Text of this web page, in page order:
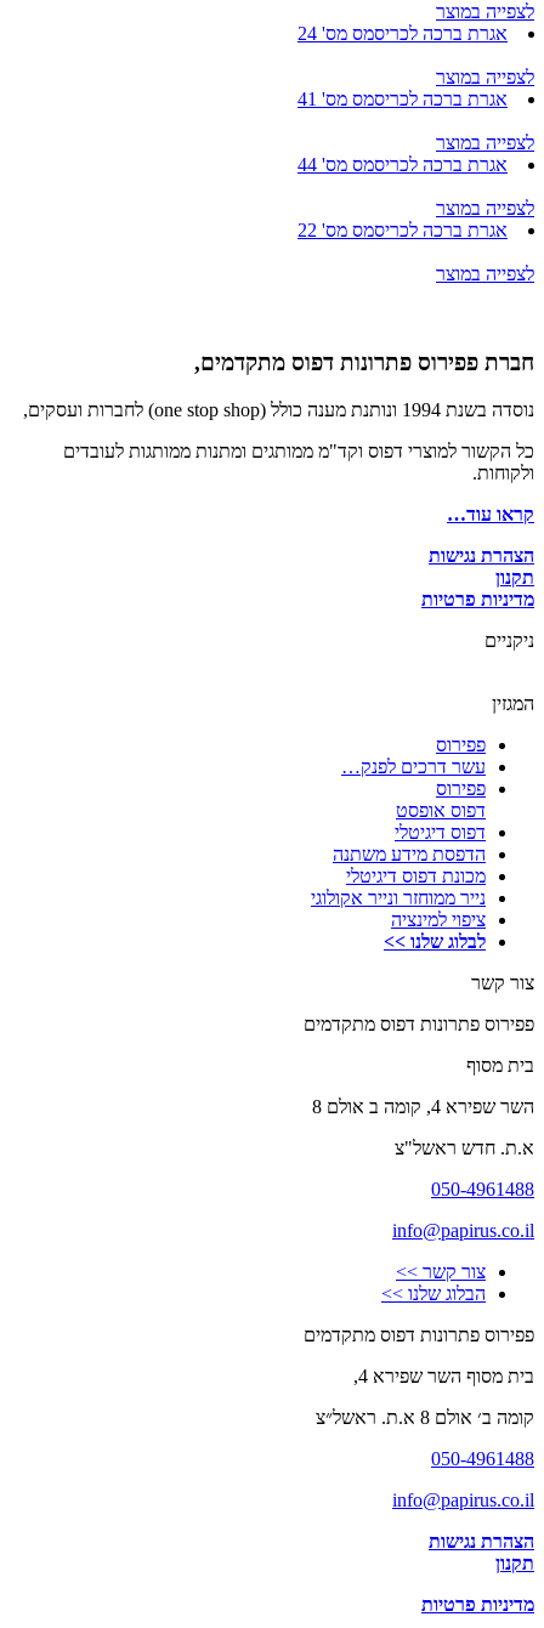
לצפייה במוצר
אגרת ברכה לכריסמס מס' 24
לצפייה במוצר
אגרת ברכה לכריסמס מס' 41
לצפייה במוצר
אגרת ברכה לכריסמס מס' 44
לצפייה במוצר
אגרת ברכה לכריסמס מס' 22
לצפייה במוצר
חברת פפירוס פתרונות דפוס מתקדמים,
נוסדה בשנת 1994 ונותנת מענה כולל (one stop shop) לחברות ועסקים,
כל הקשור למוצרי דפוס וקד"מ ממותגים ומתנות ממותגות לעובדים
ולקוחות.
קראו עוד…
הצהרת נגישות
תקנון
מדיניות פרטיות
ניקניים
המגזין
פפירוס
עשר דרכים לפנק…
פפירוס
דפוס אופסט
דפוס דיגיטלי
הדפסת מידע משתנה
מכונת דפוס דיגיטלי
נייר ממוחזר ונייר אקולוגי
ציפוי למינציה
לבלוג שלנו >>
צור קשר
פפירוס פתרונות דפוס מתקדמים
בית מסוף
השר שפירא 4, קומה ב אולם 8
א.ת. חדש ראשל"צ
050-4961488
info@papirus.co.il
צור קשר >>
הבלוג שלנו >>
פפירוס פתרונות דפוס מתקדמים
בית מסוף השר שפירא 4,
קומה ב׳ אולם 8 א.ת. ראשל״צ
050-4961488
info@papirus.co.il
הצהרת נגישות
תקנון
מדיניות פרטיות